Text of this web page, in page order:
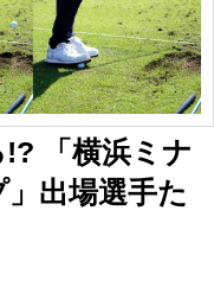
「横浜ミナ
出場選手た